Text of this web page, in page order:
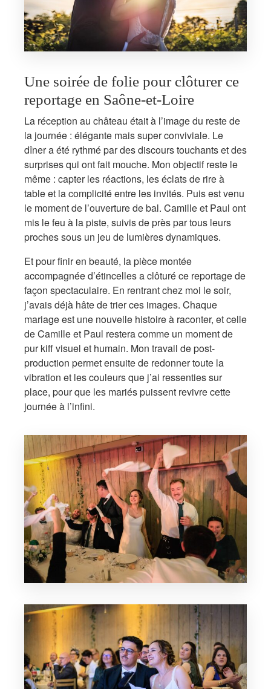
Une soirée de folie pour clôturer ce
reportage en Saône-et-Loire
La réception au château était à l’image du reste de
la journée : élégante mais super conviviale. Le
dîner a été rythmé par des discours touchants et des
surprises qui ont fait mouche. Mon objectif reste le
même : capter les réactions, les éclats de rire à
table et la complicité entre les invités. Puis est venu
le moment de l’ouverture de bal. Camille et Paul ont
mis le feu à la piste, suivis de près par tous leurs
proches sous un jeu de lumières dynamiques.
Et pour finir en beauté, la pièce montée
accompagnée d’étincelles a clôturé ce reportage de
façon spectaculaire. En rentrant chez moi le soir,
j’avais déjà hâte de trier ces images. Chaque
mariage est une nouvelle histoire à raconter, et celle
de Camille et Paul restera comme un moment de
pur kiff visuel et humain. Mon travail de post-
production permet ensuite de redonner toute la
vibration et les couleurs que j’ai ressenties sur
place, pour que les mariés puissent revivre cette
journée à l’infini.